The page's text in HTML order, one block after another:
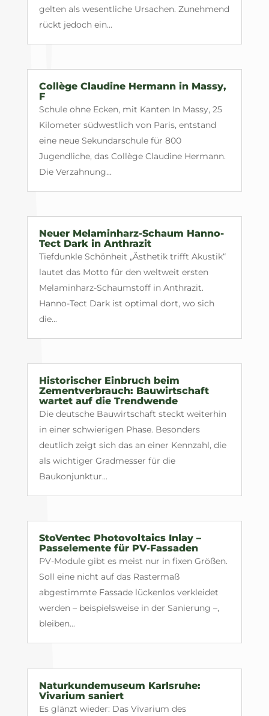
gelten als wesentliche Ursachen. Zunehmend
rückt jedoch ein...
Collège Claudine Hermann in Massy,
F
Schule ohne Ecken, mit Kanten In Massy, 25
Kilometer südwestlich von Paris, entstand
eine neue Sekundarschule für 800
Jugendliche, das Collège Claudine Hermann.
Die Verzahnung...
Neuer Melaminharz-Schaum Hanno-
Tect Dark in Anthrazit
Tiefdunkle Schönheit „Ästhetik trifft Akustik“
lautet das Motto für den weltweit ersten
Melaminharz-Schaumstoff in Anthrazit.
Hanno-Tect Dark ist optimal dort, wo sich
die...
Historischer Einbruch beim
Zementverbrauch: Bauwirtschaft
wartet auf die Trendwende
Die deutsche Bauwirtschaft steckt weiterhin
in einer schwierigen Phase. Besonders
deutlich zeigt sich das an einer Kennzahl, die
als wichtiger Gradmesser für die
Baukonjunktur...
StoVentec Photovoltaics Inlay –
Passelemente für PV-Fassaden
PV-Module gibt es meist nur in fixen Größen.
Soll eine nicht auf das Rastermaß
abgestimmte Fassade lückenlos verkleidet
werden – beispielsweise in der Sanierung –,
bleiben...
Naturkundemuseum Karlsruhe:
Vivarium saniert
Es glänzt wieder: Das Vivarium des